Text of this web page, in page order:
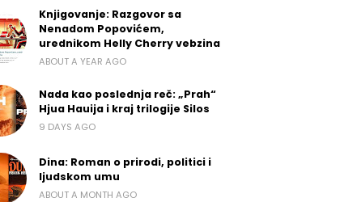
Knjigovanje: Razgovor sa
Nenadom Popovićem,
urednikom Helly Cherry vebzina
ABOUT A YEAR AGO
Nada kao poslednja reč: „Prah“
Hjua Hauija i kraj trilogije Silos
9 DAYS AGO
Dina: Roman o prirodi, politici i
ljudskom umu
ABOUT A MONTH AGO